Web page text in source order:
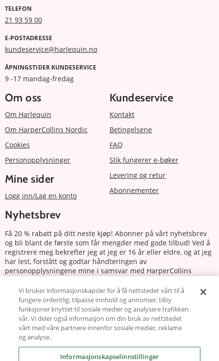
TELEFON
21 93 59 00
E-POSTADRESSE
kundeservice@harlequin.no
ÅPNINGSTIDER KUNDESERVICE
9 -17 mandag-fredag
Om oss
Om Harlequin
Om HarperCollins Nordic
Cookies
Personopplysninger
Mine sider
Logg inn/Lag en konto
Kundeservice
Kontakt
Betingelsene
FAQ
Slik fungerer e-bøker
Levering og retur
Abonnementer
Nyhetsbrev
Få 20 % rabatt på ditt neste kjøp! Abonner på vårt nyhetsbrev
og bli blant de første som får mengder med gode tilbud! Ved å
registrere meg bekrefter jeg at jeg er 16 år eller eldre, og at jeg
har lest, forstått og godtar håndteringen av
personopplysningene mine i samsvar med HarperCollins
Abonnere
Følg oss
Vi bruker informasjonskapsler for å få nettstedet vårt til å
fungere ordentlig, tilpasse innhold og annonser, tilby
funksjoner knyttet til sosiale medier og analysere trafikken
vår. Vi deler også informasjon om din bruk av nettstedet
vårt med våre partnere innenfor sosiale medier, reklame
og analyse.
Informasjonskapselinnstillinger